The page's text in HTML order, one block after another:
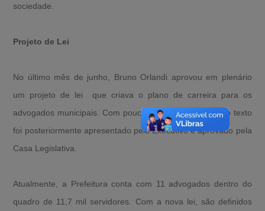
sociedade.
Projeto de Lei
No último mês de junho, Bruno Orlandi aprovou em plenário
um projeto de lei que criava o plano de carreira para os
advogados municipais. Com poucas alterações, um novo texto
foi posteriormente apresentado pelo Executivo e aprovado pela
Casa Legislativa.
Atualmente, a Prefeitura conta com 11 advogados dentro do
quadro de 11,7 mil servidores. Com a nova lei, são definidos